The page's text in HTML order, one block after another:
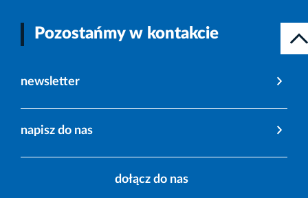
Pozostańmy w kontakcie
newsletter
napisz do nas
dołącz do nas